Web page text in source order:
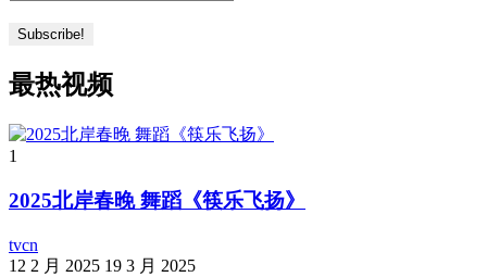
最热视频
1
2025北岸春晚 舞蹈《筷乐飞扬》
tvcn
12 2 月 2025 19 3 月 2025